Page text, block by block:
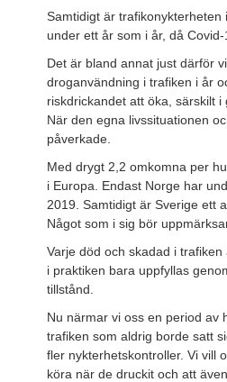
Samtidigt är
under ett år som i år, då
Det är bland annat just därför
droganvändning i trafiken i år
riskdrickandet att öka, särskilt
När den egna livssituationen
påverkade.
Med drygt 2,2 omkomna per
i Europa. Endast Norge har
2019. Samtidigt är Sverige ett
Något som i sig bör
Varje död och skadad i
i praktiken bara uppfyllas
tillstånd.
Nu närmar vi oss en period av
trafiken som aldrig borde satt
fler nykterhetskontroller. Vi vill
köra när de druckit och att